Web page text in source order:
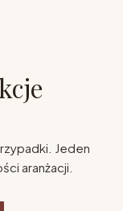
Jeden
aranżacji.